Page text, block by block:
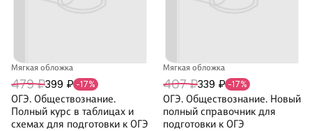
Мягкая обложка
479 ₽399 ₽ -17%
ОГЭ. Обществознание.
Полный курс в таблицах и
схемах для подготовки к ОГЭ
Мягкая обложка
407 ₽339 ₽ -17%
ОГЭ. Обществознание. Новый
полный справочник для
подготовки к ОГЭ